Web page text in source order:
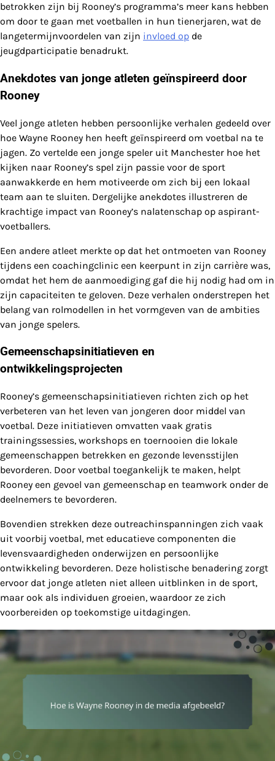
betrokken zijn bij Rooney’s programma’s meer kans hebben
om door te gaan met voetballen in hun tienerjaren, wat de
langetermijnvoordelen van zijn invloed op de
jeugdparticipatie benadrukt.
Anekdotes van jonge atleten geïnspireerd door
Rooney
Veel jonge atleten hebben persoonlijke verhalen gedeeld over
hoe Wayne Rooney hen heeft geïnspireerd om voetbal na te
jagen. Zo vertelde een jonge speler uit Manchester hoe het
kijken naar Rooney’s spel zijn passie voor de sport
aanwakkerde en hem motiveerde om zich bij een lokaal
team aan te sluiten. Dergelijke anekdotes illustreren de
krachtige impact van Rooney’s nalatenschap op aspirant-
voetballers.
Een andere atleet merkte op dat het ontmoeten van Rooney
tijdens een coachingclinic een keerpunt in zijn carrière was,
omdat het hem de aanmoediging gaf die hij nodig had om in
zijn capaciteiten te geloven. Deze verhalen onderstrepen het
belang van rolmodellen in het vormgeven van de ambities
van jonge spelers.
Gemeenschapsinitiatieven en
ontwikkelingsprojecten
Rooney’s gemeenschapsinitiatieven richten zich op het
verbeteren van het leven van jongeren door middel van
voetbal. Deze initiatieven omvatten vaak gratis
trainingssessies, workshops en toernooien die lokale
gemeenschappen betrekken en gezonde levensstijlen
bevorderen. Door voetbal toegankelijk te maken, helpt
Rooney een gevoel van gemeenschap en teamwork onder de
deelnemers te bevorderen.
Bovendien strekken deze outreachinspanningen zich vaak
uit voorbij voetbal, met educatieve componenten die
levensvaardigheden onderwijzen en persoonlijke
ontwikkeling bevorderen. Deze holistische benadering zorgt
ervoor dat jonge atleten niet alleen uitblinken in de sport,
maar ook als individuen groeien, waardoor ze zich
voorbereiden op toekomstige uitdagingen.